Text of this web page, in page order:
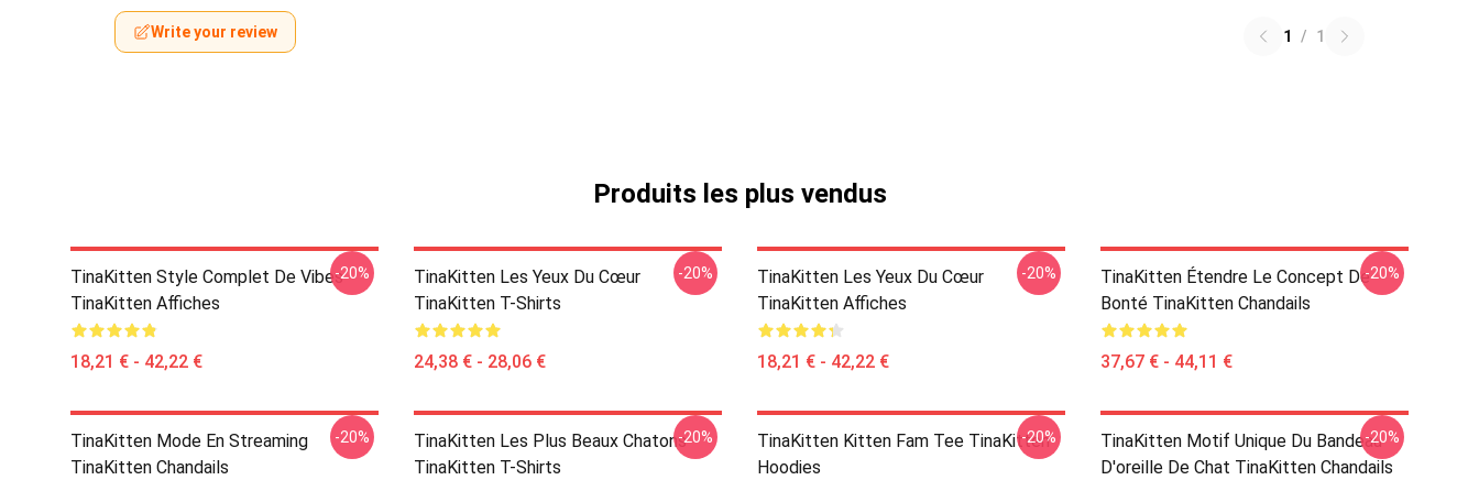
Write your review 1 / 1
Produits les plus vendus
TinaKitten Style Complet De Vibes
TinaKitten Affiches
18,21 € - 42,22 €
-20%
TinaKitten Les Yeux Du Cœur
TinaKitten T-Shirts
24,38 € - 28,06 €
-20%
TinaKitten Les Yeux Du Cœur
TinaKitten Affiches
18,21 € - 42,22 €
-20%
TinaKitten Étendre Le Concept De
Bonté TinaKitten Chandails
37,67 € - 44,11 €
-20%
TinaKitten Mode En Streaming
TinaKitten Chandails
-20%
TinaKitten Les Plus Beaux Chatons
TinaKitten T-Shirts
-20%
TinaKitten Kitten Fam Tee TinaKitten
Hoodies
-20%
TinaKitten Motif Unique Du Bandeau
D'oreille De Chat TinaKitten Chandails
-20%